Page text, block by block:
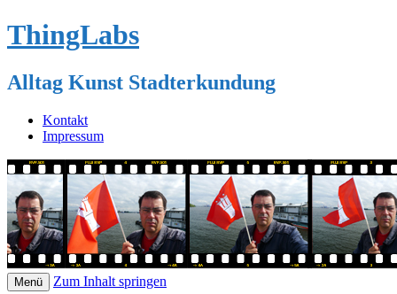
ThingLabs
Alltag Kunst Stadterkundung
Kontakt
Impressum
Menü Zum Inhalt springen